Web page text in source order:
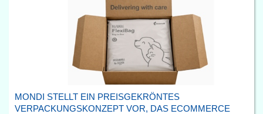
MONDI STELLT EIN PREISGEKRÖNTES
VERPACKUNGSKONZEPT VOR, DAS ECOMMERCE